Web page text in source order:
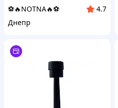
⚽️🔥NOTNA🔥⚽️
4.7
Днепр